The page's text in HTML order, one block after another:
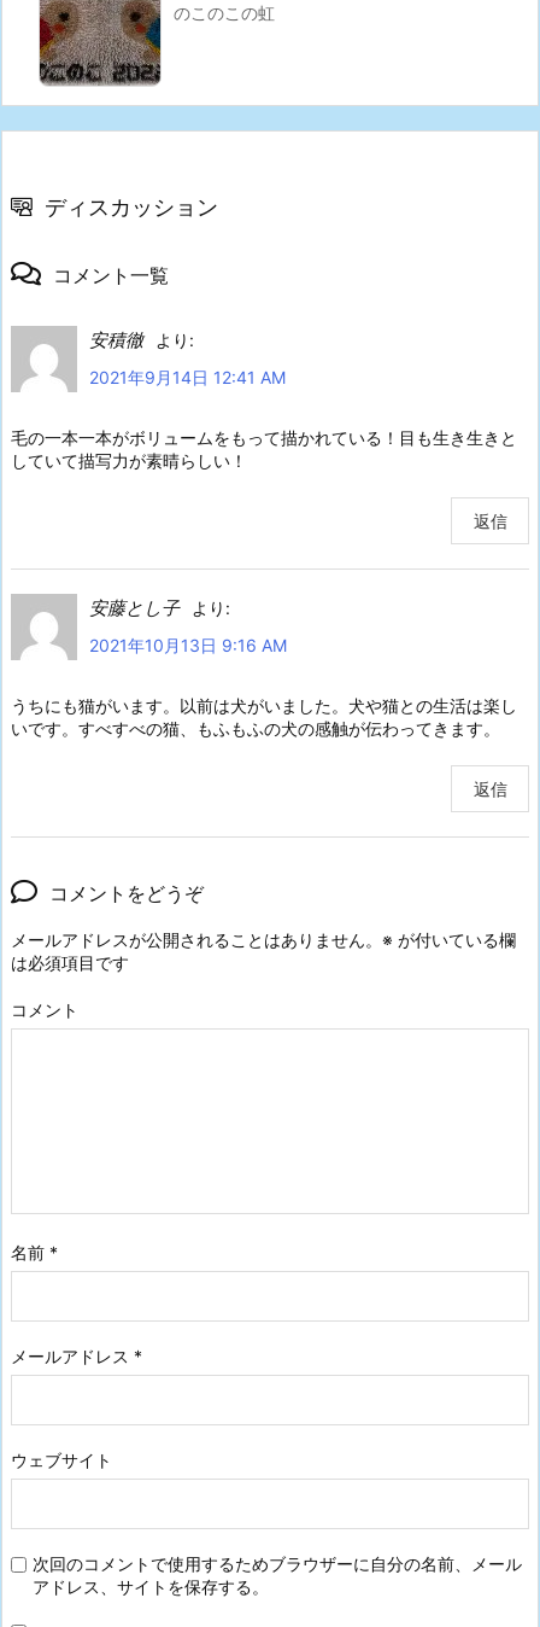
のこのこの虹
ディスカッション
コメント一覧
安積徹
より:
2021年9月14日 12:41 AM
毛の一本一本がボリュームをもって描かれている！目も生き生きと
していて描写力が素晴らしい！
返信
安藤とし子
より:
2021年10月13日 9:16 AM
うちにも猫がいます。以前は犬がいました。犬や猫との生活は楽し
いです。すべすべの猫、もふもふの犬の感触が伝わってきます。
返信
コメントをどうぞ
メールアドレスが公開されることはありません。 ※ が付いている欄
は必須項目です
コメント
名前 *
メールアドレス *
ウェブサイト
次回のコメントで使用するためブラウザーに自分の名前、メール
アドレス、サイトを保存する。